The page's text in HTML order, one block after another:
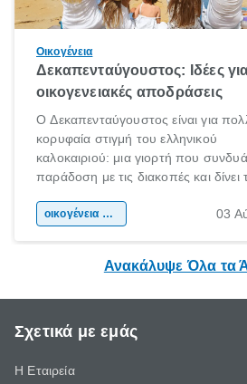
Οικογένεια
Δεκαπενταύγουστος: Ιδέες
οικογενειακές αποδράσεις
Ο Δεκαπενταύγουστος είναι για
κορυφαία στιγμή του ελληνικού
καλοκαιριού: μια γιορτή που
παράδοση με τις διακοπές και δίνει
χώρας. Είτε πρόκειται για λίγες
οικογένεια & παιδί 03
Ανακάλυψε Όλα τα
Σχετικά με εμάς
Η Εταιρεία